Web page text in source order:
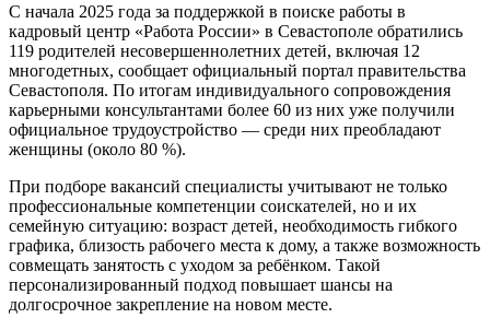
С начала 2025 года за поддержкой в поиске работы в
кадровый центр «Работа России» в Севастополе обратились
119 родителей несовершеннолетних детей, включая 12
многодетных, сообщает официальный портал правительства
Севастополя. По итогам индивидуального сопровождения
карьерными консультантами более 60 из них уже получили
официальное трудоустройство — среди них преобладают
женщины (около 80 %).
При подборе вакансий специалисты учитывают не только
профессиональные компетенции соискателей, но и их
семейную ситуацию: возраст детей, необходимость гибкого
графика, близость рабочего места к дому, а также возможность
совмещать занятость с уходом за ребёнком. Такой
персонализированный подход повышает шансы на
долгосрочное закрепление на новом месте.